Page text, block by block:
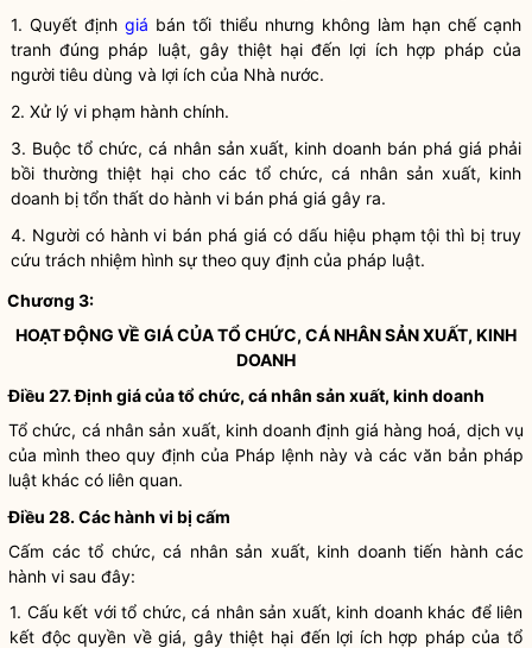
1. Quyết địnhgiá bán tối thiểu nhưng không làm hạn chế cạnh
tranh đúng pháp luật, gây thiệt hại đến lợi ích hợp pháp của
người tiêu dùng và lợi ích của Nhà nước.
2. Xử lý vi phạm hành chính.
3. Buộc tổ chức, cá nhân sản xuất, kinh doanh bán phá giá phải
bồi thường thiệt hại cho các tổ chức, cá nhân sản xuất, kinh
doanh bị tổn thất do hành vi bán phá giá gây ra.
4. Người có hành vi bán phá giá có dấu hiệu phạm tội thì bị truy
cứu trách nhiệm hình sự theo quy định của pháp luật.
Chương 3:
HOẠT ĐỘNG VỀ GIÁ CỦA TỔ CHỨC, CÁ NHÂN SẢN XUẤT, KINH
DOANH
Điều 27.Định giácủa tổ chức, cá nhân sản xuất, kinh doanh
Tổ chức, cá nhân sản xuất, kinh doanhđịnh giá hàng hoá, dịch vụ
của mình theo quy định của Pháp lệnh này và các văn bản pháp
luật khác có liên quan.
Điều 28. Các hành vi bị cấm
Cấm các tổ chức, cá nhân sản xuất, kinh doanh tiến hành các
hành vi sau đây:
1. Cấu kết với tổ chức, cá nhân sản xuất, kinh doanh khác để liên
kết độc quyền về giá, gây thiệt hại đến lợi ích hợp pháp của tổ